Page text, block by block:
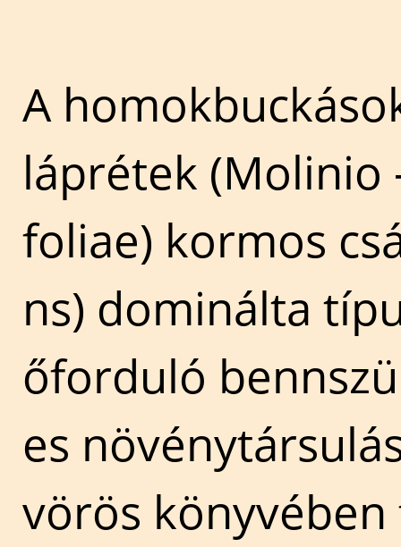
A
láprétek (Molinio
foliae) kormos
ns) dominálta
őforduló
es
vörös